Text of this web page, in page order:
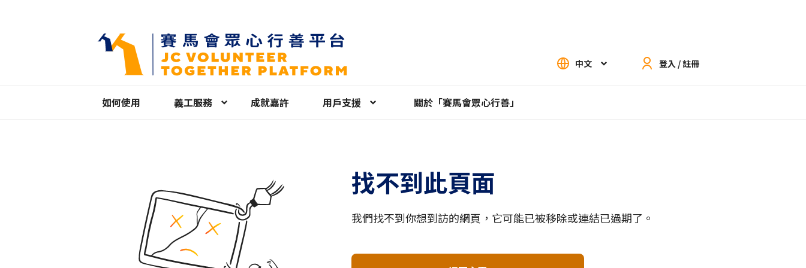
中文 登入 / 註冊
如何使用 義工服務 成就嘉許 用戶支援 關於「賽馬會眾心行善」
找不到此頁面
我們找不到你想到訪的網頁，它可能已被移除或連結已過期了。